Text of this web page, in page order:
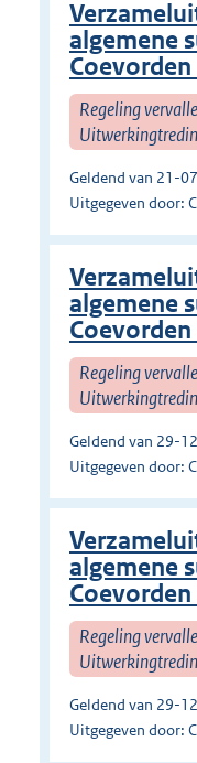
algemene
Regeling
Geldend van 21-
Uitgegeven door:
algemene
Regeling
Geldend van 29-
Uitgegeven door:
algemene
Regeling
Geldend van 29-
Uitgegeven door: